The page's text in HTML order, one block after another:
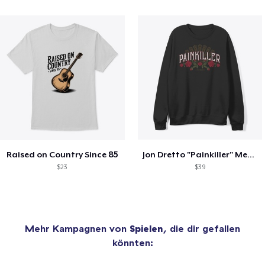
Raised on Country Since 85
$23
Jon Dretto "Painkiller" Merch Collection
$39
Mehr Kampagnen von Spielen, die dir gefallen
könnten: